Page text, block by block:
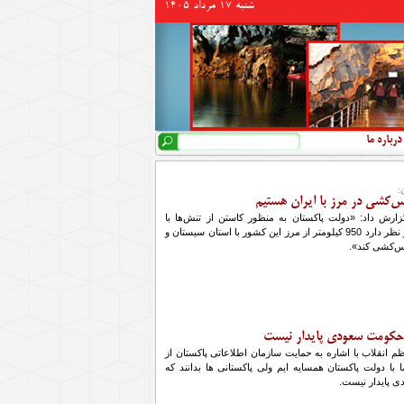
شنبه 17 مرداد 1405
درباره ما فرم جستجو
جستجو
در مرز با ایران هستیم
گزارش داد: «دولت پاکستان به منظور کاستن از تنش‌ها با
همسایه غربی خود در نظر دارد 950 کیلومتر از مرز این کشور با استان سیستان و
کند».
حکومت سعودی پایدار نیست
انقلاب با اشاره به حمایت سازمان اطلاعاتی پاکستان از
دولت پاکستان همسایه ایم ولی پاکستانی ها بدانند که
پایدار نیست.